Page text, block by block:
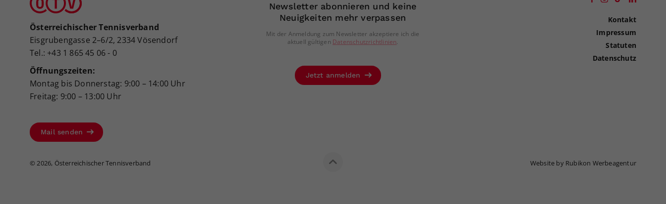
Österreichischer Tennisverband
Eisgrubengasse 2–6/2, 2334 Vösendorf
Tel.: +43 1 865 45 06 - 0
Öffnungszeiten:
Montag bis Donnerstag: 9:00 – 14:00 Uhr
Freitag: 9:00 – 13:00 Uhr
Mail senden
Newsletter abonnieren und keine
Neuigkeiten mehr verpassen
Mit der Anmeldung zum Newsletter akzeptiere ich die
aktuell gültigen Datenschutzrichtlinien.
Jetzt anmelden
Kontakt
Impressum
Statuten
Datenschutz
© 2026, Österreichischer Tennisverband Website by Rubikon Werbeagentur